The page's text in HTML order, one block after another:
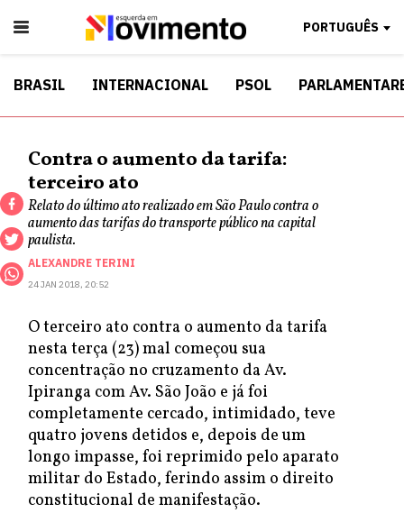
PORTUGUÊS
BRASIL INTERNACIONAL PSOL
Contra o aumento da tarifa:
terceiro ato
Relato do último ato realizado em São Paulo contra o
aumento das tarifas do transporte público na capital
paulista.
ALEXANDRE TERINI
24 JAN 2018, 20:52
O terceiro ato contra o aumento da tarifa
nesta terça (23) mal começou sua
concentração no cruzamento da Av.
Ipiranga com Av. São João e já foi
completamente cercado, intimidado, teve
quatro jovens detidos e, depois de um
longo impasse, foi reprimido pelo aparato
militar do Estado, ferindo assim o direito
constitucional de manifestação.